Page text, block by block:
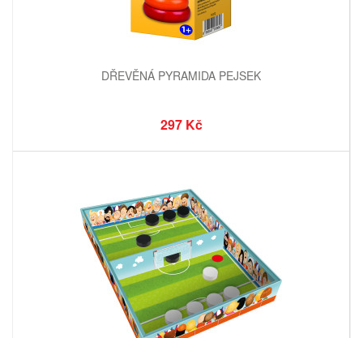
DŘEVĚNÁ PYRAMIDA PEJSEK
297 Kč